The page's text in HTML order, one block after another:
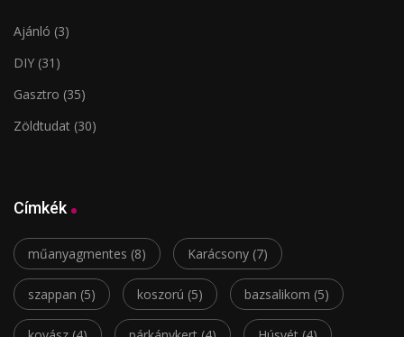
Ajánló (3)
DIY (31)
Gasztro (35)
Zöldtudat (30)
Címkék
műanyagmentes (8) Karácsony (7)
szappan (5) koszorú (5) bazsalikom (5)